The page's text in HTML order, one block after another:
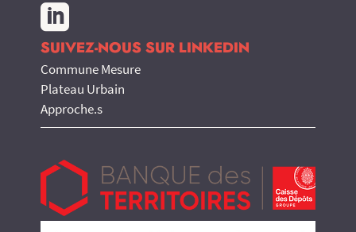

SUIVEZ-NOUS SUR LINKEDIN
Commune Mesure
Plateau Urbain
Approche.s